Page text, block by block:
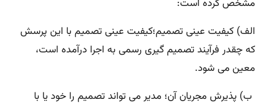
مشخص کرده است:
الف) کیفیت عینی تصمیم؛کیفیت عینی تصمیم با این پرسش
که چقدر فرآیند تصمیم گیری رسمی به اجرا درآمده است،
معین می شود.
ب) پذیرش مجریان آن؛ مدیر می تواند تصمیم را خود یا با